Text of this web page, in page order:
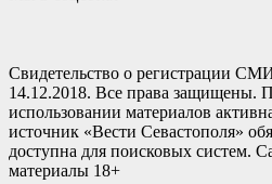
Свидетельство о регистрации
14.12.2018. Все права защищены.
использовании материалов
источник «Вести Севастополя»
доступна для поисковых систем.
материалы 18+